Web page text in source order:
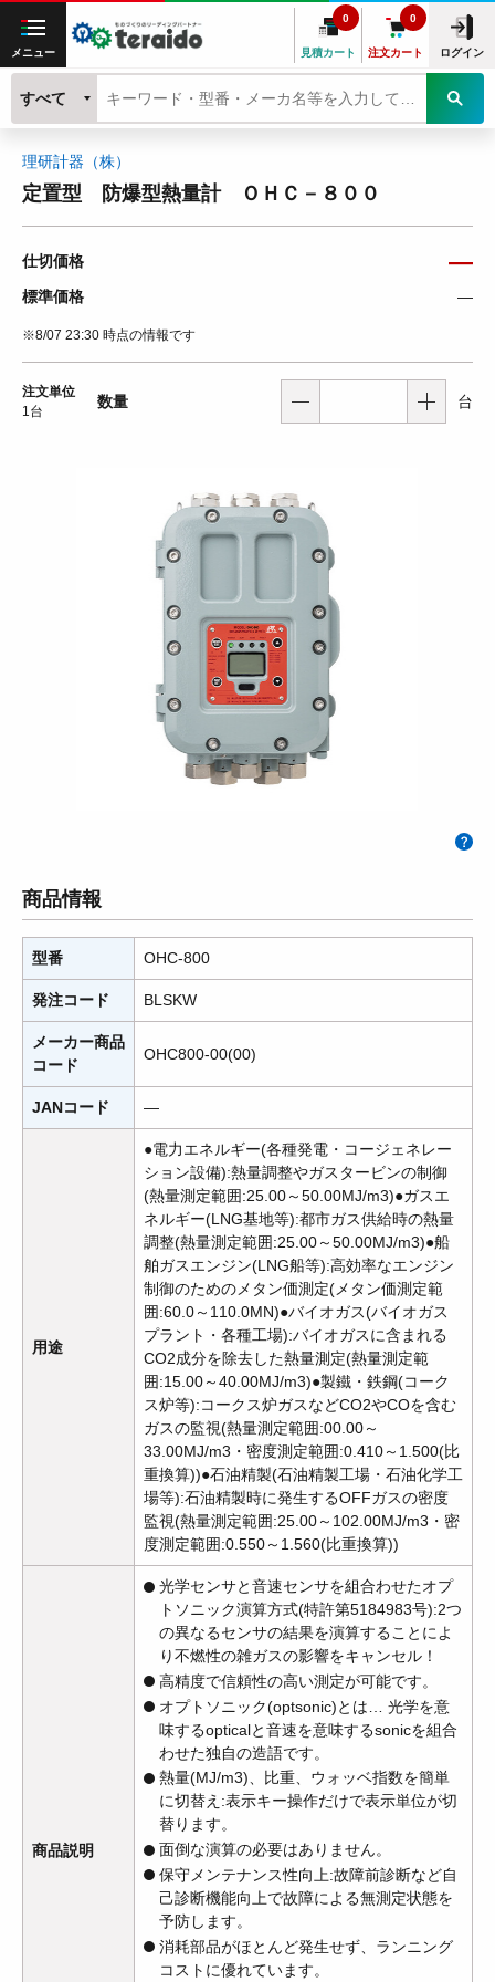
メニュー 見積カート
0
注文カート
0
ログイン
すべて
理研計器（株）
定置型 防爆型熱量計 ＯＨＣ－８００
仕切価格 ―
標準価格 ―
※8/07 23:30 時点の情報です
注文単位
1台
数量 台
商品情報
型番 OHC-800
発注コード BLSKW
メーカー商品
コード
OHC800-00(00)
JANコード ―
用途
●電力エネルギー(各種発電・コージェネレー
ション設備):熱量調整やガスタービンの制御
(熱量測定範囲:25.00～50.00MJ/m3)●ガスエ
ネルギー(LNG基地等):都市ガス供給時の熱量
調整(熱量測定範囲:25.00～50.00MJ/m3)●船
舶ガスエンジン(LNG船等):高効率なエンジン
制御のためのメタン価測定(メタン価測定範
囲:60.0～110.0MN)●バイオガス(バイオガス
プラント・各種工場):バイオガスに含まれる
CO2成分を除去した熱量測定(熱量測定範
囲:15.00～40.00MJ/m3)●製鐵・鉄鋼(コーク
ス炉等):コークス炉ガスなどCO2やCOを含む
ガスの監視(熱量測定範囲:00.00～
33.00MJ/m3・密度測定範囲:0.410～1.500(比
重換算))●石油精製(石油精製工場・石油化学工
場等):石油精製時に発生するOFFガスの密度
監視(熱量測定範囲:25.00～102.00MJ/m3・密
度測定範囲:0.550～1.560(比重換算))
商品説明
光学センサと音速センサを組合わせたオプ
トソニック演算方式(特許第5184983号):2つ
の異なるセンサの結果を演算することによ
り不燃性の雑ガスの影響をキャンセル！
高精度で信頼性の高い測定が可能です。
オプトソニック(optsonic)とは… 光学を意
味するopticalと音速を意味するsonicを組合
わせた独自の造語です。
熱量(MJ/m3)、比重、ウォッベ指数を簡単
に切替え:表示キー操作だけで表示単位が切
替ります。
面倒な演算の必要はありません。
保守メンテナンス性向上:故障前診断など自
己診断機能向上で故障による無測定状態を
予防します。
消耗部品がほとんど発生せず、ランニング
コストに優れています。